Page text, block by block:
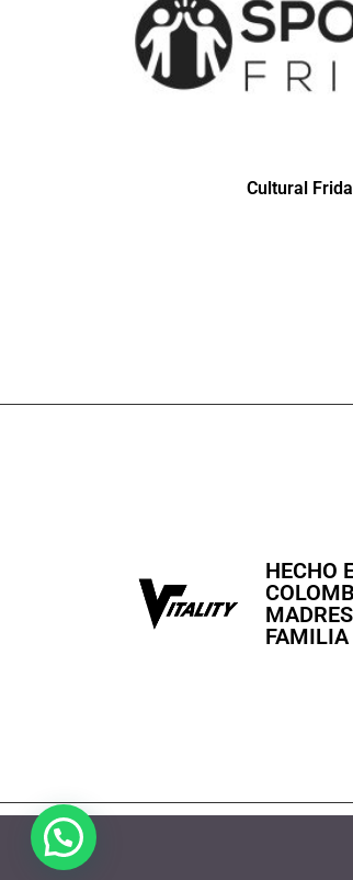
Cultural
HECHO
FAMILIA